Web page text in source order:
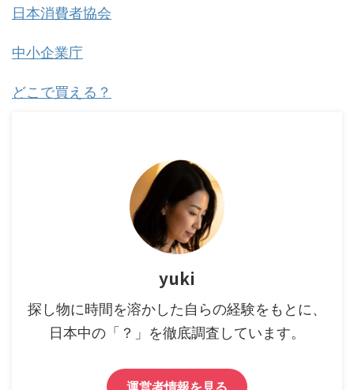
日本消費者協会
中小企業庁
どこで買える？
yuki
探し物に時間を溶かした自らの経験をもとに、
日本中の「？」を徹底調査しています。
運営者情報を見る